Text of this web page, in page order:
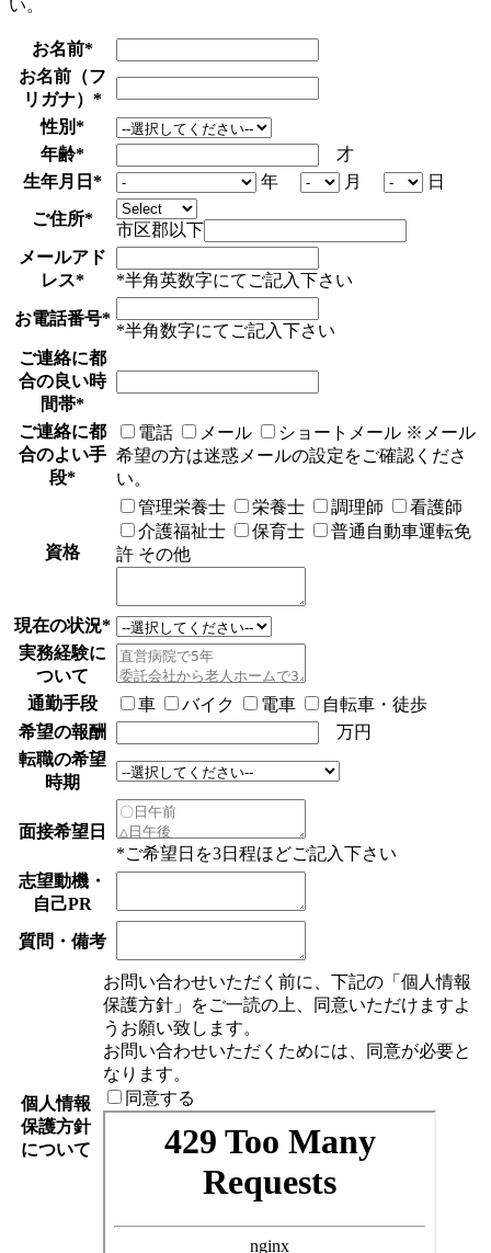
い。
お名前*
お名前（フ
リガナ） *
性別*
年齢*
才
生年月日 * 年 月
日
ご住所*
市区郡以下
メールアド
レス* *半角英数字にてご記入下さい
お電話番号*
*半角数字にてご記入下さい
ご連絡に都
合の良い時
間帯*
ご連絡に都
合のよい手
段*
電話 メール ショートメール ※メール
希望の方は迷惑メールの設定をご確認くださ
い。
資格
管理栄養士 栄養士 調理師
看護師
介護福祉士
保育士
普通自動車運転免
許 その他
現在の状況*
実務経験に
ついて
通勤手段
車 バイク 電車
自転車・徒歩
希望の報酬
万円
転職の希望
時期
面接希望日
*ご希望日を3日程ほどご記入下さい
志望動機・
自己PR
質問・備考
個人情報
保護方針
について
お問い合わせいただく前に、下記の「個人情報
保護方針」をご一読の上、同意いただけますよ
うお願い致します。
お問い合わせいただくためには、同意が必要と
なります。
同意する